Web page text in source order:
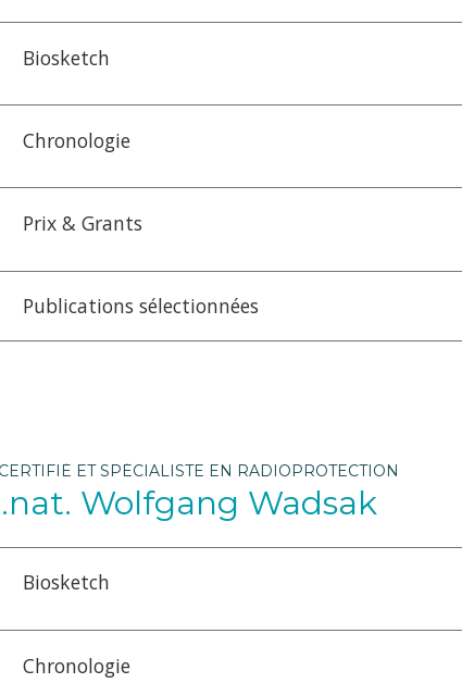
Biosketch
Chronologie
Prix & Grants
Publications sélectionnées
ET SPÉCIALISTE EN RADIOPROTECTION
Wolfgang Wadsak
Biosketch
Chronologie